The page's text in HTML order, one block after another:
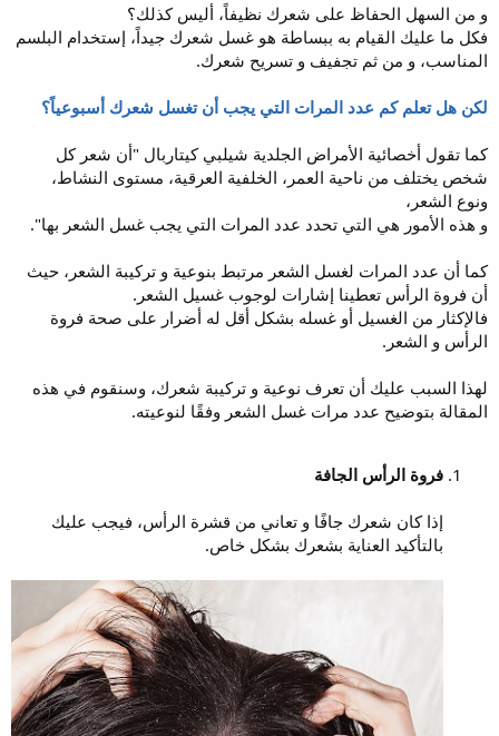
و من السهل الحفاظ على شعرك نظيفاً، أليس كذلك؟
فكل ما عليك القيام به ببساطة هو غسل شعرك جيداً، إستخدام البلسم
المناسب، و من ثم تجفيف و تسريح شعرك.
لكن هل تعلم كم عدد المرات التي يجب أن تغسل شعرك أسبوعياً؟
كما تقول أخصائية الأمراض الجلدية شيلبي كيتاربال "أن شعر كل
شخص يختلف من ناحية العمر، الخلفية العرقية، مستوى النشاط،
ونوع الشعر،
و هذه الأمور هي التي تحدد عدد المرات التي يجب غسل الشعر بها".
كما أن عدد المرات لغسل الشعر مرتبط بنوعية و تركيبة الشعر، حيث
أن فروة الرأس تعطينا إشارات لوجوب غسيل الشعر.
فالإكثار من الغسيل أو غسله بشكل أقل له أضرار على صحة فروة
الرأس و الشعر.
لهذا السبب عليك أن تعرف نوعية و تركيبة شعرك، وسنقوم في هذه
المقالة بتوضيح عدد مرات غسل الشعر وفقًا لنوعيته.
فروة الرأس الجافة
إذا كان شعرك جافًا و تعاني من قشرة الرأس، فيجب عليك
بالتأكيد العناية بشعرك بشكل خاص.